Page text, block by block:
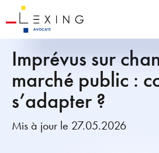
Imprévus sur
marché public :
s’adapter ?
Mis à jour le 27.05.2026